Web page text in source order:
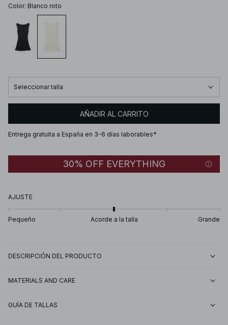
Color: Blanco roto
Seleccionar talla
AÑADIR AL CARRITO
Entrega gratuita a España en 3-6 días laborables*
30% OFF EVERYTHING
AJUSTE
Pequeño Acorde a la talla Grande
DESCRIPCIÓN DEL PRODUCTO
MATERIALS AND CARE
GUÍA DE TALLAS